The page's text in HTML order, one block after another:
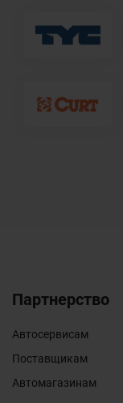
Партнерство
Автосервисам
Поставщикам
Автомагазинам